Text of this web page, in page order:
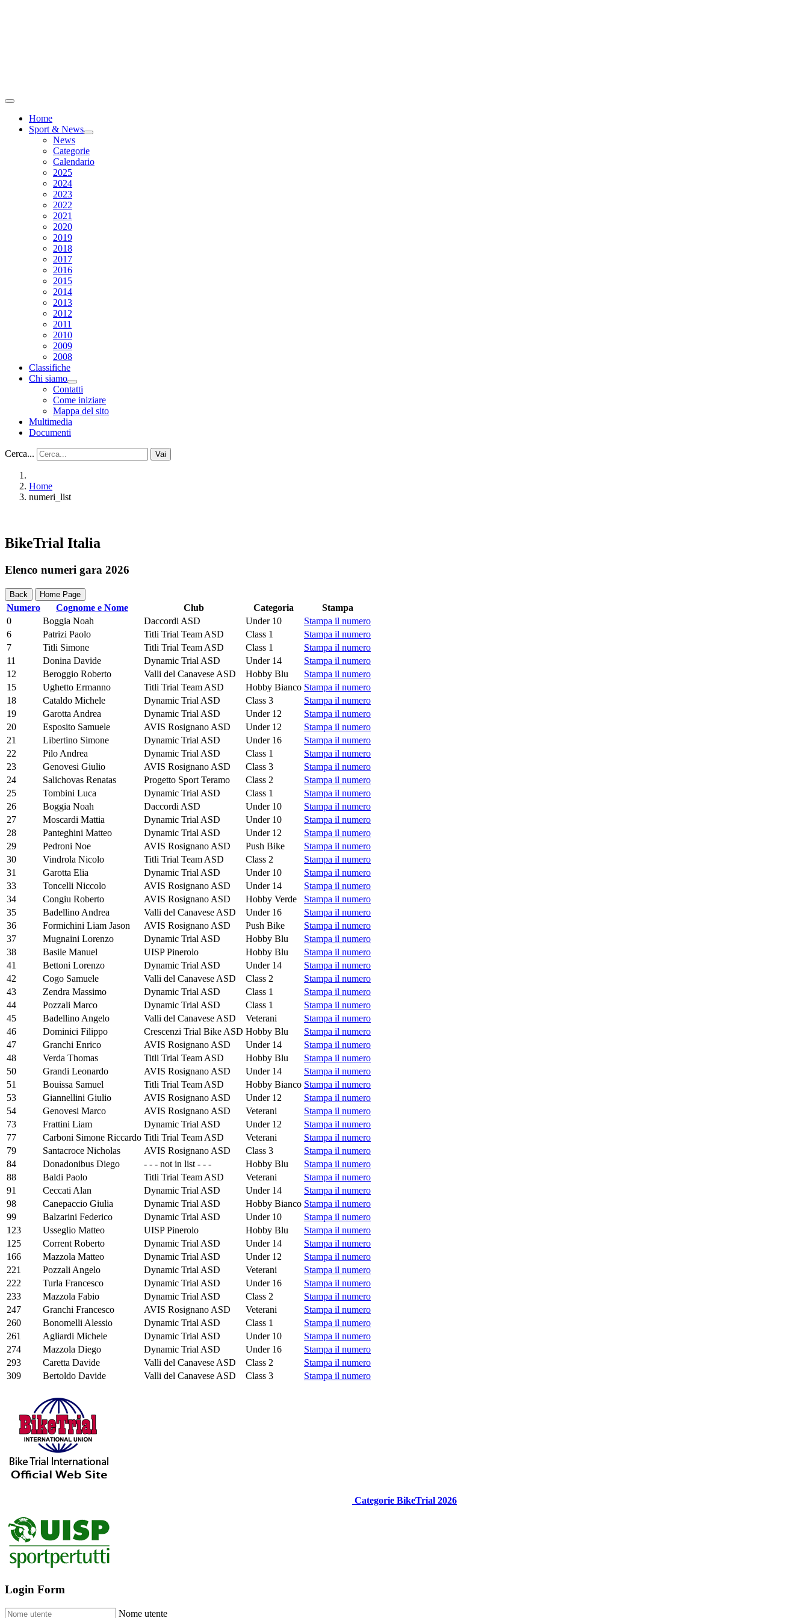
Home
Sport & News
News
Categorie
Calendario
2025
2024
2023
2022
2021
2020
2019
2018
2017
2016
2015
2014
2013
2012
2011
2010
2009
2008
Classifiche
Chi siamo
Contatti
Come iniziare
Mappa del sito
Multimedia
Documenti
Cerca... Vai
Home
numeri_list
BikeTrial Italia
Elenco numeri gara 2026
Back Home Page
Numero Cognome e Nome Club Categoria
Stampa
0
Boggia Noah Daccordi ASD Under 10
Stampa il numero
6
Patrizi Paolo Titli Trial Team ASD Class 1
Stampa il numero
7
Titli Simone Titli Trial Team ASD Class 1
Stampa il numero
11
Donina Davide Dynamic Trial ASD Under 14
Stampa il numero
12
Beroggio Roberto Valli del Canavese ASD Hobby Blu
Stampa il numero
15
Ughetto Ermanno Titli Trial Team ASD Hobby Bianco Stampa il numero
18
Cataldo Michele Dynamic Trial ASD Class 3
Stampa il numero
19
Garotta Andrea Dynamic Trial ASD Under 12
Stampa il numero
20
Esposito Samuele AVIS Rosignano ASD Under 12
Stampa il numero
21
Libertino Simone Dynamic Trial ASD Under 16
Stampa il numero
22
Pilo Andrea Dynamic Trial ASD Class 1
Stampa il numero
23
Genovesi Giulio AVIS Rosignano ASD Class 3
Stampa il numero
24
Salichovas Renatas Progetto Sport Teramo Class 2
Stampa il numero
25
Tombini Luca Dynamic Trial ASD Class 1
Stampa il numero
26
Boggia Noah Daccordi ASD Under 10
Stampa il numero
27
Moscardi Mattia Dynamic Trial ASD Under 10
Stampa il numero
28
Panteghini Matteo Dynamic Trial ASD Under 12
Stampa il numero
29
Pedroni Noe AVIS Rosignano ASD Push Bike
Stampa il numero
30
Vindrola Nicolo Titli Trial Team ASD Class 2
Stampa il numero
31
Garotta Elia Dynamic Trial ASD Under 10
Stampa il numero
33
Toncelli Niccolo AVIS Rosignano ASD Under 14
Stampa il numero
34
Congiu Roberto AVIS Rosignano ASD Hobby Verde
Stampa il numero
35
Badellino Andrea Valli del Canavese ASD Under 16
Stampa il numero
36
Formichini Liam Jason AVIS Rosignano ASD Push Bike
Stampa il numero
37
Mugnaini Lorenzo Dynamic Trial ASD Hobby Blu
Stampa il numero
38
Basile Manuel UISP Pinerolo Hobby Blu
Stampa il numero
41
Bettoni Lorenzo Dynamic Trial ASD Under 14
Stampa il numero
42
Cogo Samuele Valli del Canavese ASD Class 2
Stampa il numero
43
Zendra Massimo Dynamic Trial ASD Class 1
Stampa il numero
44
Pozzali Marco Dynamic Trial ASD Class 1
Stampa il numero
45
Badellino Angelo Valli del Canavese ASD Veterani
Stampa il numero
46
Dominici Filippo Crescenzi Trial Bike ASD Hobby Blu
Stampa il numero
47
Granchi Enrico AVIS Rosignano ASD Under 14
Stampa il numero
48
Verda Thomas Titli Trial Team ASD Hobby Blu
Stampa il numero
50
Grandi Leonardo AVIS Rosignano ASD Under 14
Stampa il numero
51
Bouissa Samuel Titli Trial Team ASD Hobby Bianco Stampa il numero
53
Giannellini Giulio AVIS Rosignano ASD Under 12
Stampa il numero
54
Genovesi Marco AVIS Rosignano ASD Veterani
Stampa il numero
73
Frattini Liam Dynamic Trial ASD Under 12
Stampa il numero
77
Carboni Simone Riccardo Titli Trial Team ASD Veterani
Stampa il numero
79
Santacroce Nicholas AVIS Rosignano ASD Class 3
Stampa il numero
84
Donadonibus Diego - - - not in list - - - Hobby Blu
Stampa il numero
88
Baldi Paolo Titli Trial Team ASD Veterani
Stampa il numero
91
Ceccati Alan Dynamic Trial ASD Under 14
Stampa il numero
98
Canepaccio Giulia Dynamic Trial ASD Hobby Bianco Stampa il numero
99
Balzarini Federico Dynamic Trial ASD Under 10
Stampa il numero
123
Usseglio Matteo UISP Pinerolo Hobby Blu
Stampa il numero
125
Corrent Roberto Dynamic Trial ASD Under 14
Stampa il numero
166
Mazzola Matteo Dynamic Trial ASD Under 12
Stampa il numero
221
Pozzali Angelo Dynamic Trial ASD Veterani
Stampa il numero
222
Turla Francesco Dynamic Trial ASD Under 16
Stampa il numero
233
Mazzola Fabio Dynamic Trial ASD Class 2
Stampa il numero
247
Granchi Francesco AVIS Rosignano ASD Veterani
Stampa il numero
260
Bonomelli Alessio Dynamic Trial ASD Class 1
Stampa il numero
261
Agliardi Michele Dynamic Trial ASD Under 10
Stampa il numero
274
Mazzola Diego Dynamic Trial ASD Under 16
Stampa il numero
293
Caretta Davide Valli del Canavese ASD Class 2
Stampa il numero
309
Bertoldo Davide Valli del Canavese ASD Class 3 Stampa il numero
Categorie BikeTrial 2026
Login Form
Nome utente